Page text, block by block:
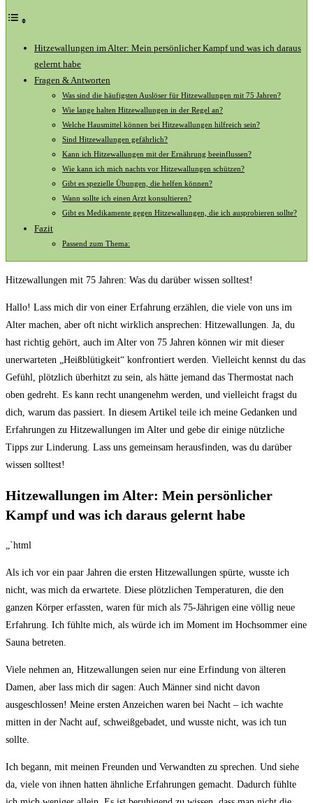
Hitzewallungen⁢ im⁤ Alter: Mein ⁣persönlicher Kampf‌ und was ich daraus
gelernt ⁣habe
Fragen & Antworten
Was sind die häufigsten Auslöser für⁤ Hitzewallungen mit 75 Jahren?
Wie lange halten Hitzewallungen in der Regel an?
Welche⁤ Hausmittel können bei Hitzewallungen hilfreich ​sein?
Sind Hitzewallungen ⁢gefährlich?
Kann ich⁢ Hitzewallungen mit der Ernährung beeinflussen?
Wie⁣ kann ich mich nachts vor Hitzewallungen schützen?
Gibt ‍es spezielle Übungen, die ‍helfen können?
Wann sollte ich einen Arzt konsultieren?
Gibt ​es Medikamente gegen Hitzewallungen, die ich ausprobieren sollte?
Fazit
Passend zum Thema:
Hitzewallungen mit 75 Jahren: Was du darüber wissen solltest!
Hallo!‌ Lass mich dir⁤ von einer Erfahrung erzählen, die viele von uns⁣ im
Alter machen, aber oft nicht wirklich ansprechen: Hitzewallungen. ‍Ja, du
hast richtig gehört, ‍auch im Alter von 75 Jahren können wir mit dieser
unerwarteten „Heißblütigkeit“ ‌konfrontiert werden. Vielleicht ‌kennst du das
Gefühl, ‌plötzlich überhitzt zu ​sein, als⁣ hätte jemand das Thermostat ⁢nach
oben gedreht.⁣ Es kann recht unangenehm werden, und vielleicht fragst du
dich,‌ warum das passiert. ‌In diesem Artikel teile ich meine ‌Gedanken und
Erfahrungen ​zu⁣ Hitzewallungen⁤ im Alter und gebe dir einige nützliche
Tipps zur Linderung. Lass uns gemeinsam herausfinden, was‍ du darüber
⁢wissen solltest!
Hitzewallungen⁢ im⁤ Alter: Mein ⁣persönlicher
Kampf‌ und was ich daraus gelernt ⁣habe
„`html
Als⁣ ich vor ein paar Jahren die‌ ersten Hitzewallungen ‌spürte, wusste ich
nicht, was‌ mich da erwartete. Diese plötzlichen‌ Temperaturen, die den
ganzen Körper erfassten, waren für mich als 75-Jährigen eine völlig neue
Erfahrung. Ich fühlte mich, als würde ich im Moment im Hochsommer eine
Sauna betreten.
Viele nehmen an, Hitzewallungen seien nur eine Erfindung von älteren
Damen, aber lass mich⁢ dir‌ sagen: Auch Männer sind nicht davon
ausgeschlossen! ​Meine⁤ ersten Anzeichen waren bei Nacht – ich wachte
mitten in⁣ der Nacht auf, schweißgebadet, und wusste nicht, was ich tun
sollte.
Ich begann, mit meinen​ Freunden und ⁢Verwandten zu sprechen. Und siehe
da, viele von ihnen hatten ähnliche Erfahrungen gemacht.​ Dadurch fühlte